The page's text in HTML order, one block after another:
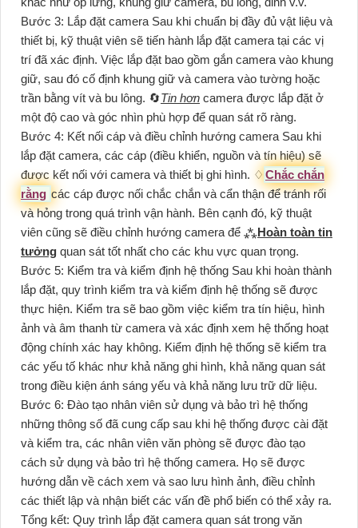
Bước 3: Lắp đặt camera Sau khi chuẩn bị đầy đủ vật liệu và
thiết bị, kỹ thuật viên sẽ tiến hành lắp đặt camera tại các vị
trí đã xác định. Việc lắp đặt bao gồm gắn camera vào khung
giữ, sau đó cố định khung giữ và camera vào tường hoặc
trần bằng vít và bu lông. 🔄Tin hơn camera được lắp đặt ở
một độ cao và góc nhìn phù hợp để quan sát rõ ràng.
Bước 4: Kết nối cáp và điều chỉnh hướng camera Sau khi
lắp đặt camera, các cáp (điều khiển, nguồn và tín hiệu) sẽ
được kết nối với camera và thiết bị ghi hình. ♢ Chắc chắn
rằng các cáp được nối chắc chắn và cẩn thận để tránh rối
và hỏng trong quá trình vận hành. Bên cạnh đó, kỹ thuật
viên cũng sẽ điều chỉnh hướng camera để ⁂Hoàn toàn tin
tưởng quan sát tốt nhất cho các khu vực quan trọng.
Bước 5: Kiểm tra và kiểm định hệ thống Sau khi hoàn thành
lắp đặt, quy trình kiểm tra và kiểm định hệ thống sẽ được
thực hiện. Kiểm tra sẽ bao gồm việc kiểm tra tín hiệu, hình
ảnh và âm thanh từ camera và xác định xem hệ thống hoạt
động chính xác hay không. Kiểm định hệ thống sẽ kiểm tra
các yếu tố khác như khả năng ghi hình, khả năng quan sát
trong điều kiện ánh sáng yếu và khả năng lưu trữ dữ liệu.
Bước 6: Đào tạo nhân viên sử dụng và bảo trì hệ thống
những thông số đã cung cấp sau khi hệ thống được cài đặt
và kiểm tra, các nhân viên văn phòng sẽ được đào tạo
cách sử dụng và bảo trì hệ thống camera. Họ sẽ được
hướng dẫn về cách xem và sao lưu hình ảnh, điều chỉnh
các thiết lập và nhận biết các vấn đề phổ biến có thể xảy ra.
Tổng kết: Quy trình lắp đặt camera quan sát trong văn